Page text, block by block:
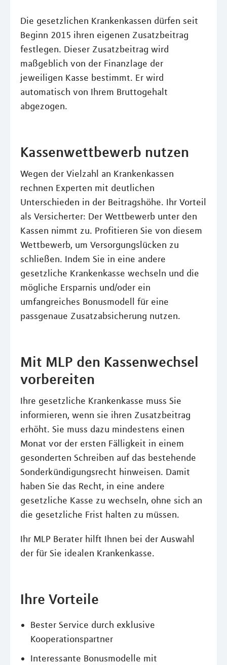
Die gesetzlichen Krankenkassen dürfen seit
Beginn 2015 ihren eigenen Zusatzbeitrag
festlegen. Dieser Zusatzbeitrag wird
maßgeblich von der Finanzlage der
jeweiligen Kasse bestimmt. Er wird
automatisch von Ihrem Bruttogehalt
abgezogen.
Kassenwettbewerb nutzen
Wegen der Vielzahl an Krankenkassen
rechnen Experten mit deutlichen
Unterschieden in der Beitragshöhe. Ihr Vorteil
als Versicherter: Der Wettbewerb unter den
Kassen nimmt zu. Profitieren Sie von diesem
Wettbewerb, um Versorgungslücken zu
schließen. Indem Sie in eine andere
gesetzliche Krankenkasse wechseln und die
mögliche Ersparnis und/oder ein
umfangreiches Bonusmodell für eine
passgenaue Zusatzabsicherung nutzen.
Mit MLP den Kassenwechsel
vorbereiten
Ihre gesetzliche Krankenkasse muss Sie
informieren, wenn sie ihren Zusatzbeitrag
erhöht. Sie muss dazu mindestens einen
Monat vor der ersten Fälligkeit in einem
gesonderten Schreiben auf das bestehende
Sonderkündigungsrecht hinweisen. Damit
haben Sie das Recht, in eine andere
gesetzliche Kasse zu wechseln, ohne sich an
die gesetzliche Frist halten zu müssen.
Ihr MLP Berater hilft Ihnen bei der Auswahl
der für Sie idealen Krankenkasse.
Ihre Vorteile
Bester Service durch exklusive
Kooperationspartner
Interessante Bonusmodelle mit